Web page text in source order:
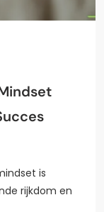
is
rijkdom en